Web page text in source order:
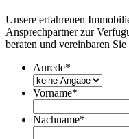
Unsere erfahrenen
Ansprechpartner zur
beraten und vereinbaren
Anrede*
Vorname*
Nachname*